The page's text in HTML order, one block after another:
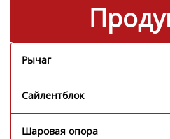
Рычаг
Сайлентблок
Шаровая опора